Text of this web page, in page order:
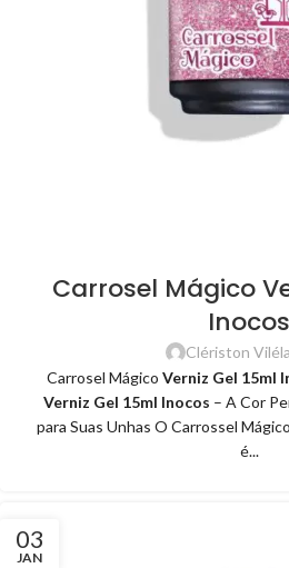
Carrosel Mágico
Inocos
Clériston Viléla
Carrosel Mágico Verniz Gel 15ml
Verniz Gel 15ml Inocos – A Cor
para Suas Unhas O Carrossel Mágico
é...
03
JAN